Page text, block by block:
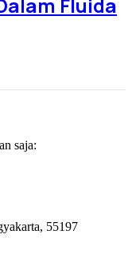
saja:
55197